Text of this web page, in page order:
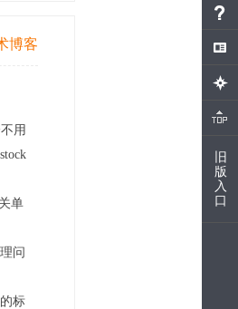
博客
用
单
问
标
旧
版
入
口